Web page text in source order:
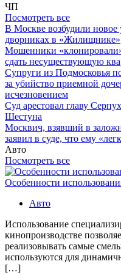
ЧП
Посмотреть все
В Москве возбудили
дворниках в «Жилищнике»
Мошенники
сдать несуществующую
Супруги из Подмосковья
за убийство приемной
исчезновением
Суд арестовал главу
Шестуна
Москвич, взявший в
заявил в суде, что ему
Авто
Посмотреть все
Особенности
Авто
Использование
кинопроизводстве
реализовывать самые
используются для
[…]